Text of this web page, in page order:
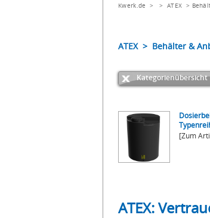
Kwerk.de > >ATEX >
ATEX > Behälter &
Kategorienübersicht
[Zum
ATEX: